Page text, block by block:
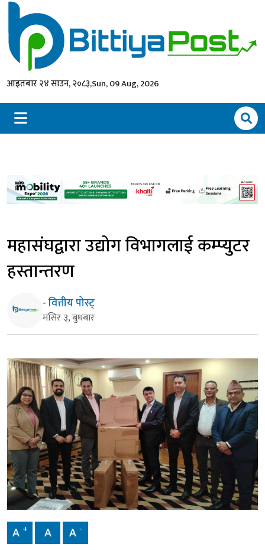
आइतबार २४ साउन, २०८३,Sun, 09 Aug, 2026
महासंघद्वारा उद्योग विभागलाई कम्प्युटर
हस्तान्तरण
- वित्तीय पोस्ट्
मंसिर ३, बुधबार
A + A A -